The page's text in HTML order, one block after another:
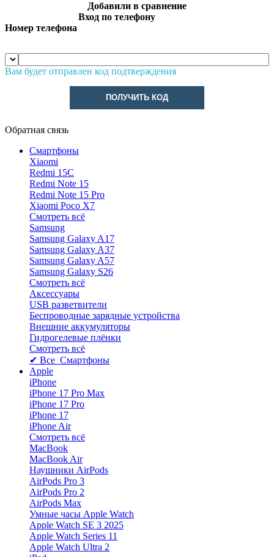
Добавили в сравнение
Вход по телефону
Номер телефона
Вам будет отправлен код подтверждения
ПОЛУЧИТЬ КОД
Обратная связь
Смартфоны
Xiaomi
Redmi 15C
Redmi Note 15
Redmi Note 15 Pro
Xiaomi Poco X7
Смотреть всё
Samsung
Samsung Galaxy A17
Samsung Galaxy A37
Samsung Galaxy A57
Samsung Galaxy S26
Смотреть всё
Аксессуары
USB разветвители
Беспроводные зарядные устройства
Внешние аккумуляторы
Гидрогелевые плёнки
Смотреть всё
✔ Все Смартфоны
Apple
iPhone
iPhone 17 Pro Max
iPhone 17 Pro
iPhone 17
iPhone Air
Смотреть всё
MacBook
MacBook Air
Наушники AirPods
AirPods Pro 3
AirPods Pro 2
AirPods Max
Умные часы Apple Watch
Apple Watch SE 3 2025
Apple Watch Series 11
Apple Watch Ultra 2